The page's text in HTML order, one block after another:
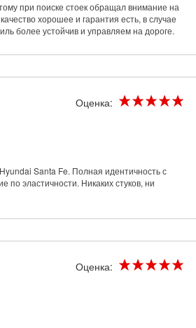
при поиске стоек обращал внимание на
хорошее и гарантия есть, в случае
более устойчив и управляем на дороге.
Оценка:
Santa Fe. Полная идентичность с
эластичности. Никаких стуков, ни
Оценка: